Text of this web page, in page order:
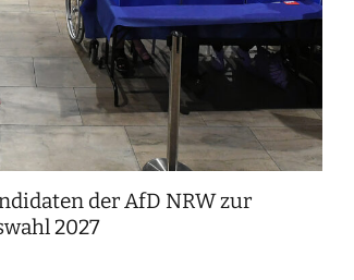
der AfD NRW zur
2027